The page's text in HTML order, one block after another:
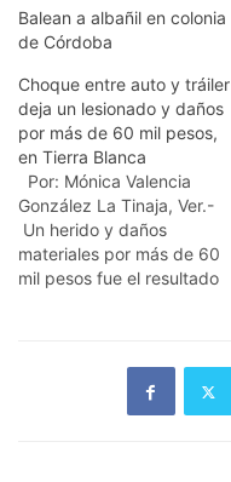
Balean a albañil en colonia
de Córdoba
Choque entre auto y tráiler
deja un lesionado y daños
por más de 60 mil pesos,
en Tierra Blanca
Por: Mónica Valencia
González La Tinaja, Ver.-
Un herido y daños
materiales por más de 60
mil pesos fue el resultado
marca Ford, color vino con
placas del estado de